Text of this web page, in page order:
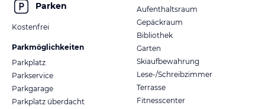
Parken
Kostenfrei
Parkmöglichkeiten
Parkplatz
Parkservice
Parkgarage
Parkplatz überdacht
Aufenthaltsraum
Gepäckraum
Bibliothek
Garten
Skiaufbewahrung
Lese-/Schreibzimmer
Terrasse
Fitnesscenter